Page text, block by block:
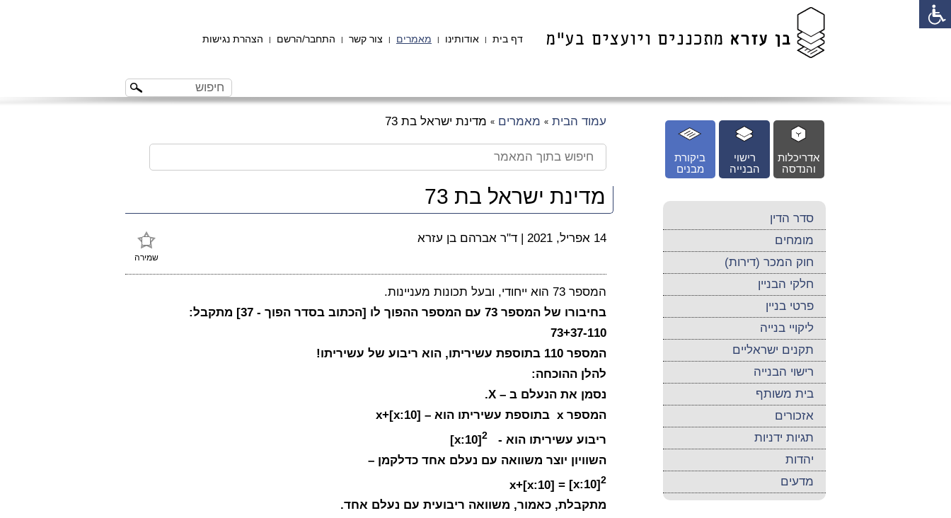
דף בית | אודותינו | מאמרים | צור קשר | התחבר/הרשם | הצהרת נגישות
עמוד הבית » מאמרים » מדינת ישראל בת 73
מדינת ישראל בת 73
שמירה
14 אפריל, 2021 | ד"ר אברהם בן עזרא
המספר 73 הוא ייחודי, ובעל תכונות מעניינות.
בחיבורו של המספר 73 עם המספר ההפוך לו [הכתוב בסדר הפוך - 37] מתקבל:
73+37-110
המספר 110 בתוספת עשיריתו, הוא ריבוע של עשיריתו!
להלן ההוכחה:
נסמן את הנעלם ב – X
.
המספר x בתוספת עשיריתו הוא – x+[x:10]
ריבוע עשיריתו הוא - 2
[x:10]
השוויון יוצר משוואה עם נעלם אחד כדלקמן –
x+[x:10] = [x:10]2
מתקבלת, כאמור, משוואה ריבועית עם נעלם אחד.
ביקורת
מבנים
רישוי
הבנייה
אדריכלות
והנדסה
סדר הדין
מומחים
חוק המכר (דירות)
חלקי הבניין
פרטי בניין
ליקויי בנייה
תקנים ישראליים
רישוי הבנייה
בית משותף
אזכורים
תגיות ידניות
יהדות
מדעים